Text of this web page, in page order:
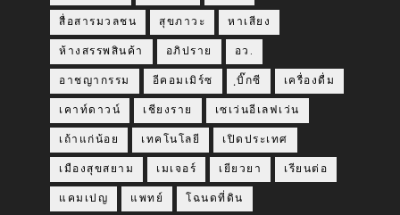
สื่อสารมวลชน สุขภาวะ หาเสียง
ห้างสรรพสินค้า อภิปราย อว.
อาชญากรรม อีคอมเมิร์ซ ฺบิ๊กซี เครื่องดื่ม
เคาท์ดาวน์ เชียงราย เซเว่นอีเลฟเว่น
เถ้าแก่น้อย เทคโนโลยี เปิดประเทศ
เมืองสุขสยาม เมเจอร์ เยียวยา เรียนต่อ
แคมเปญ แพทย์ โฉนดที่ดิน